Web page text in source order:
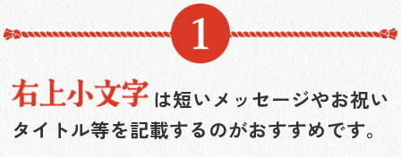
は短いメッセージやお祝い
タイトル等を記載するのがおすすめです。